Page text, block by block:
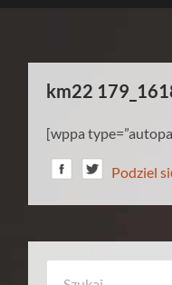
km22
[wppa
Podziel